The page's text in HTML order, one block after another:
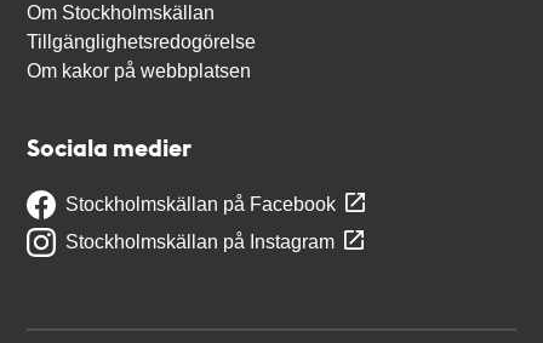
Om Stockholmskällan
Tillgänglighetsredogörelse
Om kakor på webbplatsen
Sociala medier
Stockholmskällan på Facebook
Stockholmskällan på Instagram